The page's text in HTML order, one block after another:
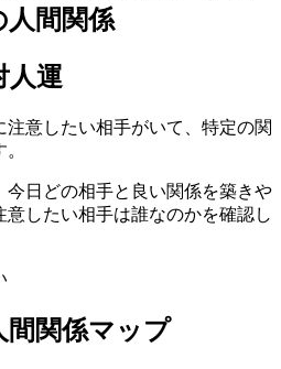
人間関係
人運
意したい相手がいて、特定の関
日どの相手と良い関係を築きや
したい相手は誰なのかを確認し
間関係マップ